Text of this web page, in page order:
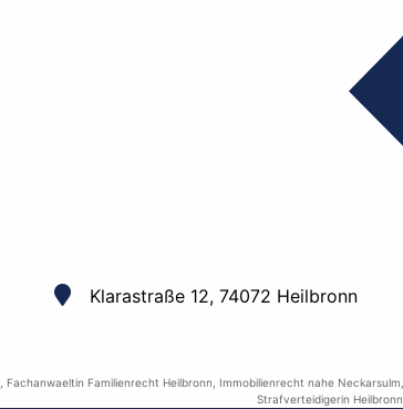
Klarastraße 12, 74072 Heilbronn
Fachanwaeltin Familienrecht Heilbronn Immobilienrecht nahe Neckarsulm
Strafverteidigerin Heilbronn